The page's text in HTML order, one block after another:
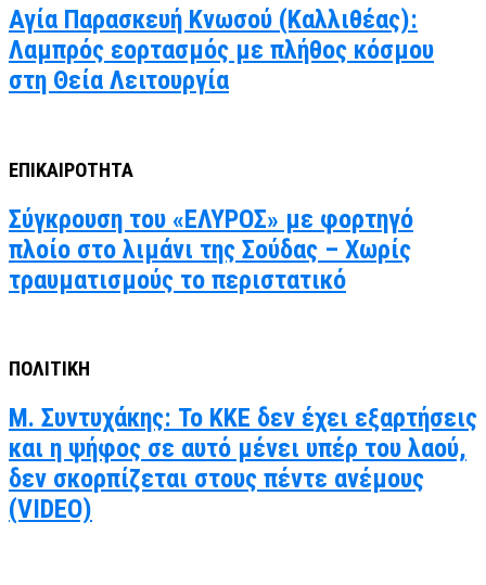
Αγία Παρασκευή Κνωσού (Καλλιθέας):
Λαμπρός εορτασμός με πλήθος κόσμου
στη Θεία Λειτουργία
ΕΠΙΚΑΙΡΟΤΗΤΑ
Σύγκρουση του «ΕΛΥΡΟΣ» με φορτηγό
πλοίο στο λιμάνι της Σούδας – Χωρίς
τραυματισμούς το περιστατικό
ΠΟΛΙΤΙΚΗ
Μ. Συντυχάκης: Το ΚΚΕ δεν έχει εξαρτήσεις
και η ψήφος σε αυτό μένει υπέρ του λαού,
δεν σκορπίζεται στους πέντε ανέμους
(VIDEO)